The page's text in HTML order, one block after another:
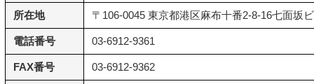
所在地 〒106-0045 東京都港区麻布十番2-8-16七面坂
電話番号 03-6912-9361
FAX番号 03-6912-9362